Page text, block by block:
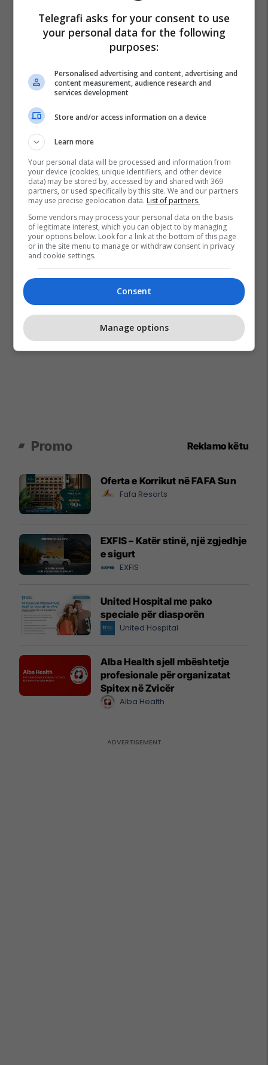
Kanye West
Promo Reklamo këtu
Oferta e Korrikut në FAFA Sun
Fafa Resorts
EXFIS – Katër stinë, një zgjedhje
e sigurt
EXFIS
United Hospital me pako
speciale për diasporën
United Hospital
Alba Health sjell mbështetje
profesionale për organizatat
Spitex në Zvicër
Alba Health
Telegrafi asks for your consent to use
your personal data for the following
purposes:
Personalised advertising and content, advertising and
content measurement, audience research and
services development
Store and/or access information on a device
Learn more
Your personal data will be processed and information from
your device (cookies, unique identifiers, and other device
data) may be stored by, accessed by and shared with 369
partners, or used specifically by this site. We and our partners
may use precise geolocation data. List of partners.
Some vendors may process your personal data on the basis
of legitimate interest, which you can object to by managing
your options below. Look for a link at the bottom of this page
or in the site menu to manage or withdraw consent in privacy
and cookie settings.
Consent
Manage options